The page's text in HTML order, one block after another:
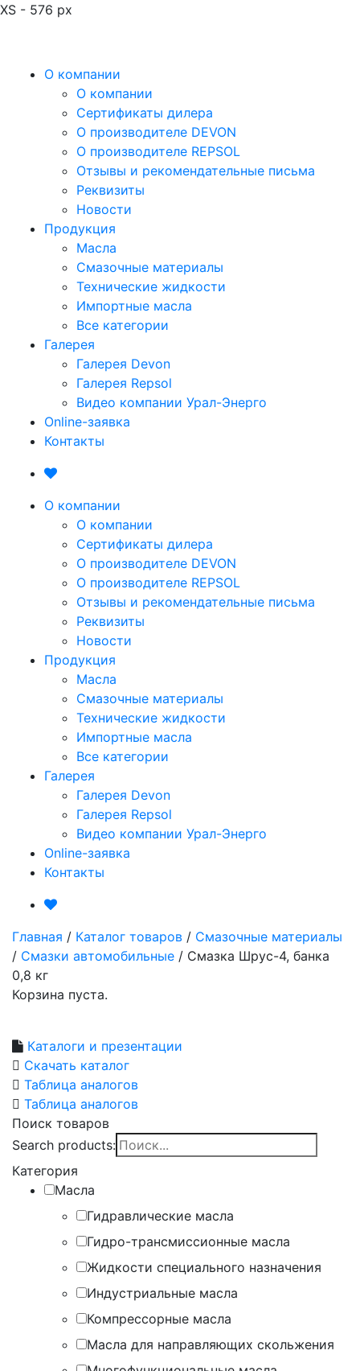
XS - 576 px
О компании
О компании
Сертификаты дилера
О производителе DEVON
О производителе REPSOL
Отзывы и рекомендательные письма
Реквизиты
Новости
Продукция
Масла
Смазочные материалы
Технические жидкости
Импортные масла
Все категории
Галерея
Галерея Devon
Галерея Repsol
Видео компании Урал-Энерго
Online-заявка
Контакты
О компании
О компании
Сертификаты дилера
О производителе DEVON
О производителе REPSOL
Отзывы и рекомендательные письма
Реквизиты
Новости
Продукция
Масла
Смазочные материалы
Технические жидкости
Импортные масла
Все категории
Галерея
Галерея Devon
Галерея Repsol
Видео компании Урал-Энерго
Online-заявка
Контакты
Главная / Каталог товаров / Смазочные материалы
/ Смазки автомобильные / Смазка Шрус-4, банка
0,8 кг
Корзина пуста.
Каталоги и презентации
Скачать каталог
Таблица аналогов
Таблица аналогов
Поиск товаров
Search products:
Категория
Масла
Гидравлические масла
Гидро-трансмиссионные масла
Жидкости специального назначения
Индустриальные масла
Компрессорные масла
Масла для направляющих скольжения